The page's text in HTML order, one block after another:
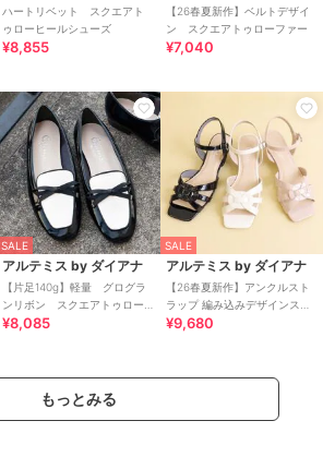
ハートリベット スクエアト
ゥローヒールシューズ
¥8,855
【26春夏新作】ベルトデザイ
ン スクエアトゥローファー
¥7,040
SALE
アルテミス by ダイアナ
【片足140g】軽量 グログラ
ンリボン スクエアトゥロー
ファー
¥8,085
SALE
アルテミス by ダイアナ
【26春夏新作】アンクルスト
ラップ 編み込みデザインスク
エアトゥサンダル
¥9,680
もっとみる